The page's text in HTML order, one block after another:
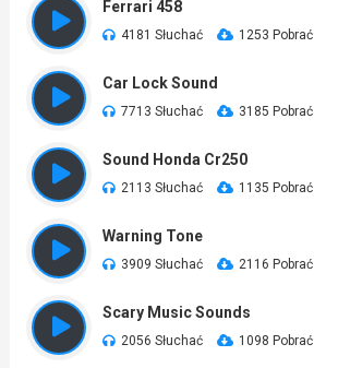
Ferrari 458
4181 Słuchać 1253 Pobrać
Car Lock Sound
7713 Słuchać 3185 Pobrać
Sound Honda Cr250
2113 Słuchać 1135 Pobrać
Warning Tone
3909 Słuchać 2116 Pobrać
Scary Music Sounds
2056 Słuchać 1098 Pobrać